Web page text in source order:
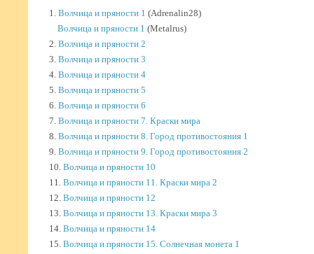
1. Волчица и пряности 1 (Adrenalin28)
Волчица и пряности 1 (Metalrus)
2. Волчица и пряности 2
3. Волчица и пряности 3
4. Волчица и пряности 4
5. Волчица и пряности 5
6. Волчица и пряности 6
7. Волчица и пряности 7. Краски мира
8. Волчица и пряности 8. Город противостояния 1
9. Волчица и пряности 9. Город противостояния 2
10. Волчица и пряности 10
11. Волчица и пряности 11. Краски мира 2
12. Волчица и пряности 12
13. Волчица и пряности 13. Краски мира 3
14. Волчица и пряности 14
15. Волчица и пряности 15. Солнечная монета 1